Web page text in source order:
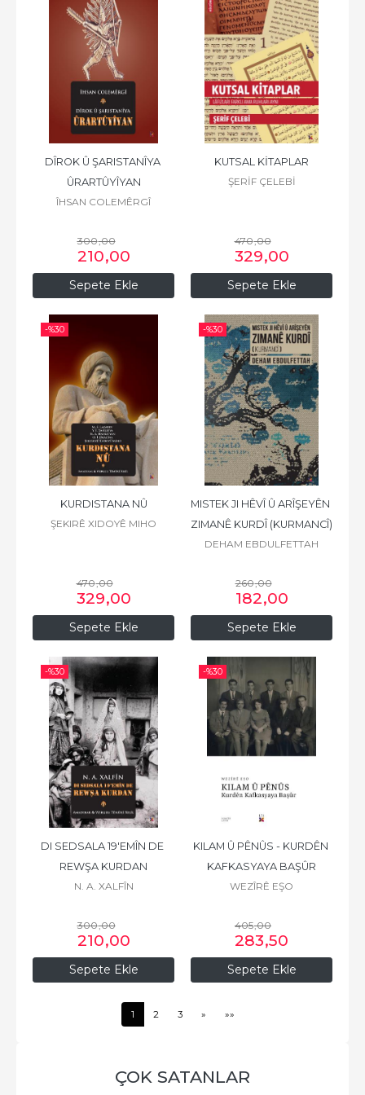
Sepete Ekle
DÎROK Û ŞARISTANÎYA
ÛRARTÛYÎYAN
ÎHSAN COLEMÊRGÎ
300,00
210,00
Sepete Ekle
KUTSAL KİTAPLAR
ŞERİF ÇELEBİ
470,00
329,00
-%30
Sepete Ekle
KURDISTANA NÛ
ŞEKIRÊ XIDOYÊ MIHO
470,00
329,00
-%30
Sepete Ekle
MISTEK JI HÊVÎ Û ARÎŞEYÊN
ZIMANÊ KURDÎ (KURMANCÎ)
DEHAM EBDULFETTAH
260,00
182,00
-%30
Sepete Ekle
DI SEDSALA 19'EMÎN DE
REWŞA KURDAN
N. A. XALFÎN
300,00
210,00
-%30
Sepete Ekle
KILAM Û PÊNÛS - KURDÊN
KAFKASYAYA BAŞÛR
WEZÎRÊ EŞO
405,00
283,50
1 2 3 » »»
ÇOK SATANLAR